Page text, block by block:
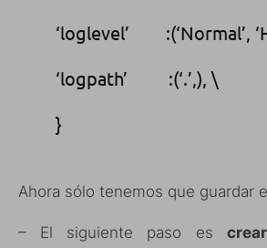
‘loglevel’ :(‘Normal’,
‘logpath’ :(‘.’,), \
}
Ahora sólo tenemos que guardar
– El siguiente paso es